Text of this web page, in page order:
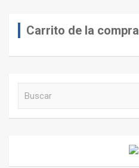
Carrito de la compra